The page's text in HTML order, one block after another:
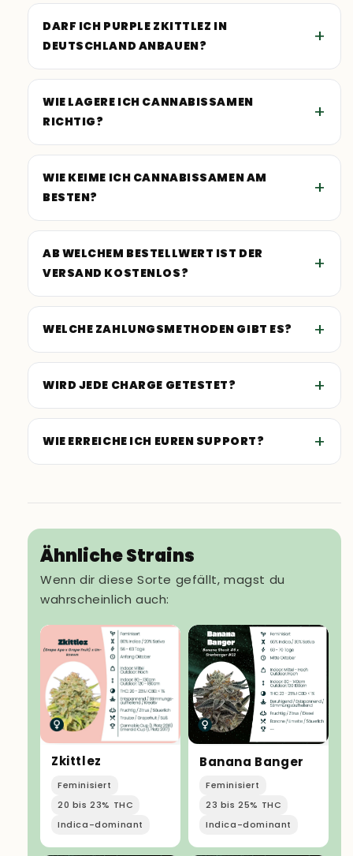
DARF ICH PURPLE ZKITTLEZ IN
DEUTSCHLAND ANBAUEN?
WIE LAGERE ICH CANNABISSAMEN
RICHTIG?
WIE KEIME ICH CANNABISSAMEN AM
BESTEN?
AB WELCHEM BESTELLWERT IST DER
VERSAND KOSTENLOS?
WELCHE ZAHLUNGSMETHODEN GIBT ES?
WIRD JEDE CHARGE GETESTET?
WIE ERREICHE ICH EUREN SUPPORT?
Ähnliche Strains
Wenn dir diese Sorte gefällt, magst du
wahrscheinlich auch:
Zkittlez
Feminisiert
20 bis 23% THC
Indica-dominant
Banana Banger
Feminisiert
23 bis 25% THC
Indica-dominant